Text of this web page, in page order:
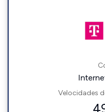
Velocidades